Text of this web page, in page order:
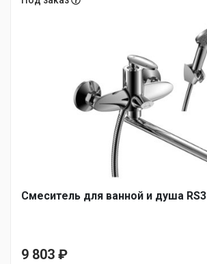
Смеситель для ванной и душа
9 803 ₽